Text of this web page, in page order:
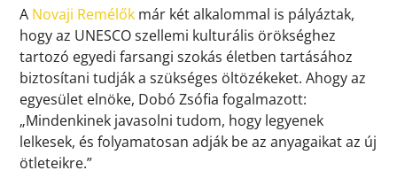
A Novaji Remélők már két alkalommal is pályáztak,
hogy az UNESCO szellemi kulturális örökséghez
tartozó egyedi farsangi szokás életben tartásához
biztosítani tudják a szükséges öltözékeket. Ahogy az
egyesület elnöke, Dobó Zsófia fogalmazott:
„Mindenkinek javasolni tudom, hogy legyenek
lelkesek, és folyamatosan adják be az anyagaikat az új
ötleteikre.”